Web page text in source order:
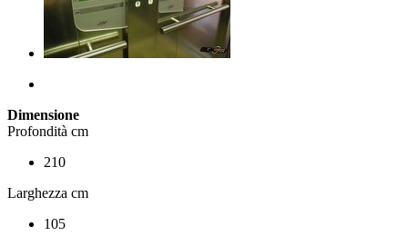
Dimensione
Profondità cm
210
Larghezza cm
105